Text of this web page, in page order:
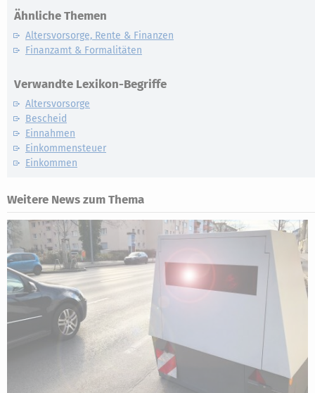
Ähnliche Themen
Altersvorsorge, Rente & Finanzen
Finanzamt & Formalitäten
Verwandte Lexikon-Begriffe
Altersvorsorge
Bescheid
Einnahmen
Einkommensteuer
Einkommen
Weitere News zum Thema